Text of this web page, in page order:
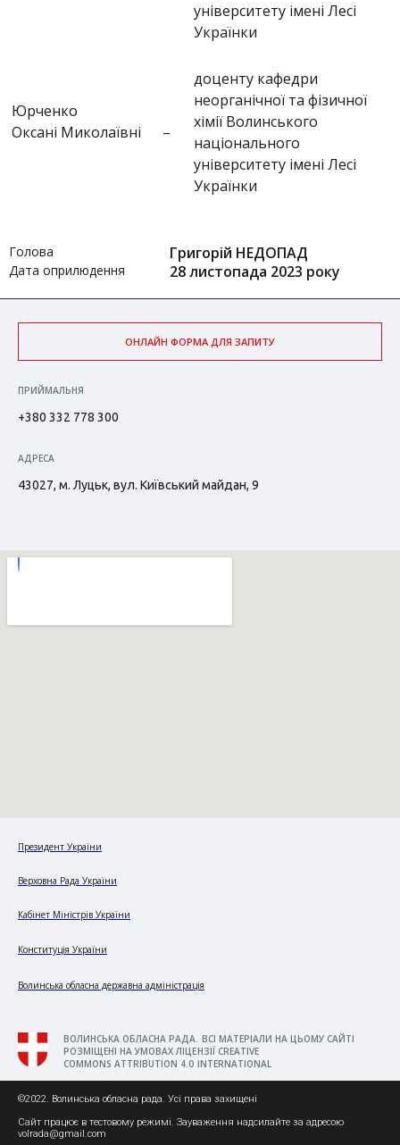
університету імені Лесі
Українки
Юрченко
Оксані Миколаївні
–
доценту кафедри
неорганічної та фізичної
хімії Волинського
національного
університету імені Лесі
Українки
Голова Григорій НЕДОПАД
Дата оприлюдення 28 листопада 2023 року
ОНЛАЙН ФОРМА ДЛЯ ЗАПИТУ
ПРИЙМАЛЬНЯ
+380 332 778 300
АДРЕСА
43027, м. Луцьк, вул. Київський майдан, 9
Президент України
Верховна Рада України
Кабінет Міністрів України
Конституція України
Волинська обласна державна адміністрація
ВОЛИНСЬКА ОБЛАСНА РАДА. ВСІ МАТЕРІАЛИ НА ЦЬОМУ САЙТІ
РОЗМІЩЕНІ НА УМОВАХ ЛІЦЕНЗІЇ CREATIVE
COMMONS ATTRIBUTION 4.0 INTERNATIONAL
©2022. Волинська обласна рада. Усі права захищені
Сайт працює в тестовому режимі. Зауваження надсилайте за адресою
volrada@gmail.com